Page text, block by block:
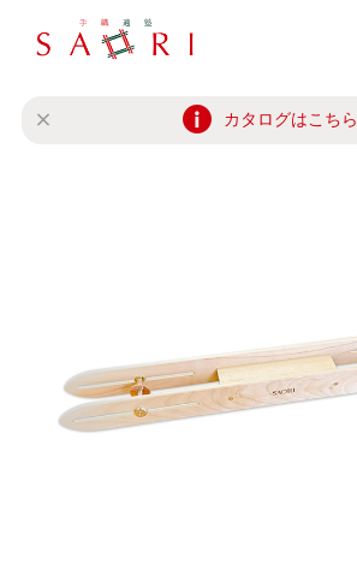
カタログはこちら